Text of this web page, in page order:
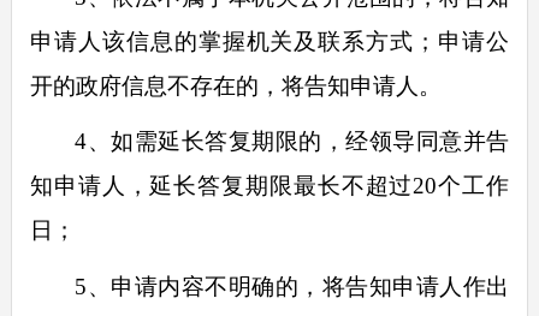
申请人该信息的掌握机关及联系方式；申请公
开的政府信息不存在的，将告知申请人。
4、如需延长答复期限的，经领导同意并告
知申请人，延长答复期限最长不超过20个工作
日；
5、申请内容不明确的，将告知申请人作出